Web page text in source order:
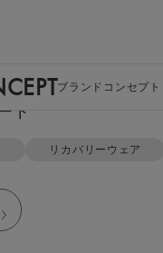
ド
リカバリーウェア
ブランドコンセプト